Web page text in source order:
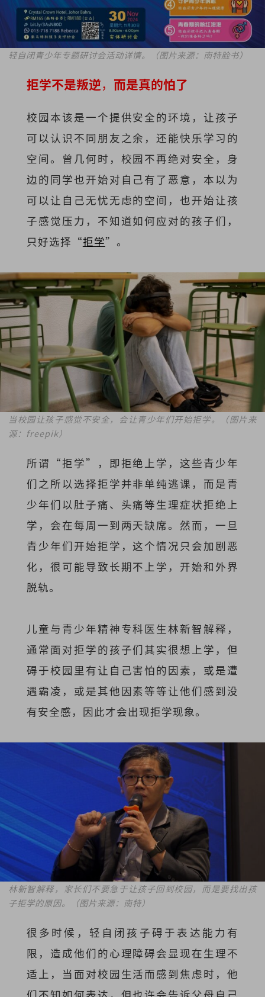
轻自闭青少年专题研讨会活动详情。（图片来源：南特脸书）
拒学不是叛逆， 而是真的怕了
校园本该是一个提供安全的环境，让孩子
可以认识不同朋友之余，还能快乐学习的
空间。曾几何时，校园不再绝对安全，身
边的同学也开始对自己有了恶意，本以为
可以让自己无忧无虑的空间，也开始让孩
子感觉压力，不知道如何应对的孩子们，
只好选择“拒学”。
当校园让孩子感觉不安全，会让青少年们开始拒学。（图片来
源：freepik）
所谓“拒学”，即拒绝上学，这些青少年
们之所以选择拒学并非单纯逃课，而是青
少年们以肚子痛、头痛等生理症状拒绝上
学，会在每周一到两天缺席。然而，一旦
青少年们开始拒学，这个情况只会加剧恶
化，很可能导致长期不上学，开始和外界
脱轨。
儿童与青少年精神专科医生林新智解释，
通常面对拒学的孩子们其实很想上学，但
碍于校园里有让自己害怕的因素，或是遭
遇霸凌，或是其他因素等等让他们感到没
有安全感，因此才会出现拒学现象。
林新智解释，家长们不要急于让孩子回到校园，而是要找出孩
子拒学的原因。（图片来源：南特）
很多时候，轻自闭孩子碍于表达能力有
限，造成他们的心理障碍会显现在生理不
适上，当面对校园生活而感到焦虑时，他